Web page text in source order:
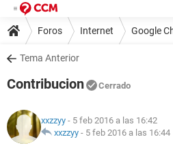
Foros Internet Google
Tema Anterior
Contribucion Cerrado
xxzzyy - 5 feb 2016 a las 16:42
xxzzyy - 5 feb 2016 a las 16:44